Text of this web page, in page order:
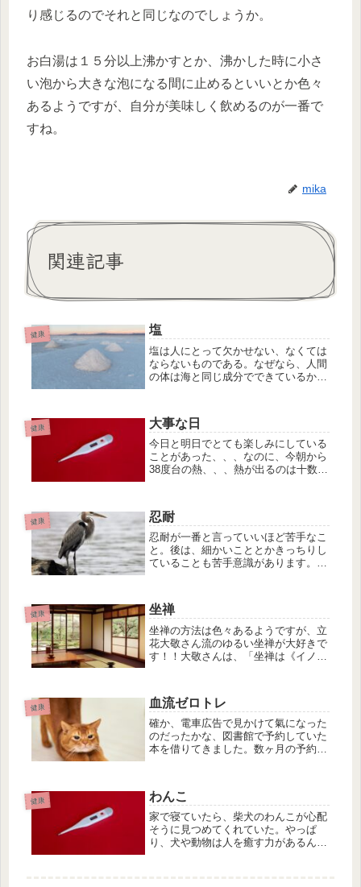
り感じるのでそれと同じなのでしょうか。
お白湯は１５分以上沸かすとか、沸かした時に小さ
い泡から大きな泡になる間に止めるといいとか色々
あるようですが、自分が美味しく飲めるのが一番で
すね。
mika
関連記事
健康 塩
塩は人にとって欠かせない、なくては
ならないものである。なぜなら、人間
の体は海と同じ成分でできているから
塩を食べるだけで、自然治癒力が上が
り、アトピーが治ったという人もいる
ら...
健康 大事な日
今日と明日でとても楽しみにしている
ことがあった、、、なのに、今朝から
38度台の熱、、、熱が出るのは十数年
ずはゆっくり自分自身を労ろうと思い
ます。
健康 忍耐
忍耐が一番と言っていいほど苦手なこ
と。後は、細かいこととかきっちりし
ていることも苦手意識があります。忍
のだろうか。今日は忍耐を鍛えるトレ
ーニングをしました。うわー、キツす
ぎ...
健康 坐禅
坐禅の方法は色々あるようですが、立
花大敬さん流のゆるい坐禅が大好きで
す！！大敬さんは、「坐禅は《イノチ
るゆると、おおらかに、おっとりと坐
ればいいのです。」と言ってます。な
の...
健康 血流ゼロトレ
確か、電車広告で見かけて氣になった
のだったかな、図書館で予約していた
本を借りてきました。数ヶ月の予約待
たいと思ったのだったなと思い出しま
した。内容は面白く一氣に読めまし
た。...
健康 わんこ
家で寝ていたら、柴犬のわんこが心配
そうに見つめてくれていた。やっぱ
り、犬や動物は人を癒す力があるんだ